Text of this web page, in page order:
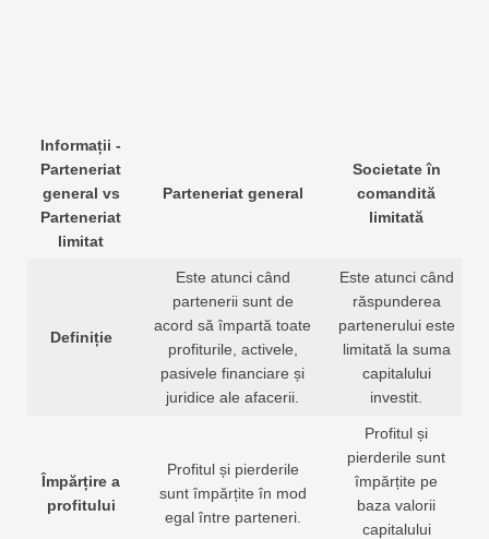
Informații -
Parteneriat
general vs
Parteneriat
limitat
Parteneriat general
Societate în
comandită
limitată
Definiție
Este atunci când
partenerii sunt de
acord să împartă toate
profiturile, activele,
pasivele financiare și
juridice ale afacerii.
Este atunci când
răspunderea
partenerului este
limitată la suma
capitalului
investit.
Împărțire a
profitului
Profitul și pierderile
sunt împărțite în mod
egal între parteneri.
Profitul și
pierderile sunt
împărțite pe
baza valorii
capitalului